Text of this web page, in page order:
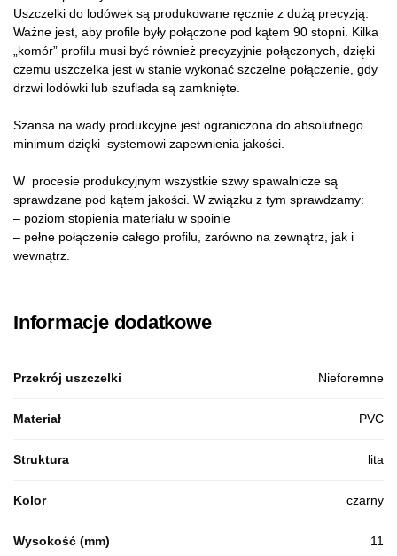
Uszczelki do lodówek są produkowane ręcznie z dużą precyzją.
Ważne jest, aby profile były połączone pod kątem 90 stopni. Kilka
„komór” profilu musi być również precyzyjnie połączonych, dzięki
czemu uszczelka jest w stanie wykonać szczelne połączenie, gdy
drzwi lodówki lub szuflada są zamknięte.
Szansa na wady produkcyjne jest ograniczona do absolutnego
minimum dzięki systemowi zapewnienia jakości.
W procesie produkcyjnym wszystkie szwy spawalnicze są
sprawdzane pod kątem jakości. W związku z tym sprawdzamy:
– poziom stopienia materiału w spoinie
– pełne połączenie całego profilu, zarówno na zewnątrz, jak i
wewnątrz.
Informacje dodatkowe
Przekrój uszczelki Nieforemne
Materiał PVC
Struktura lita
Kolor czarny
Wysokość (mm) 11